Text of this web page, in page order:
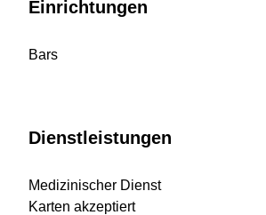
Einrichtungen
Bars
Dienstleistungen
Medizinischer Dienst
Karten akzeptiert